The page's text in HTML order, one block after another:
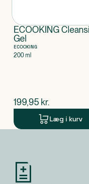
ECOOKING
Gel
ECOOKING
200 ml
$nuværende pris
199,95 kr.
Læg i kurv